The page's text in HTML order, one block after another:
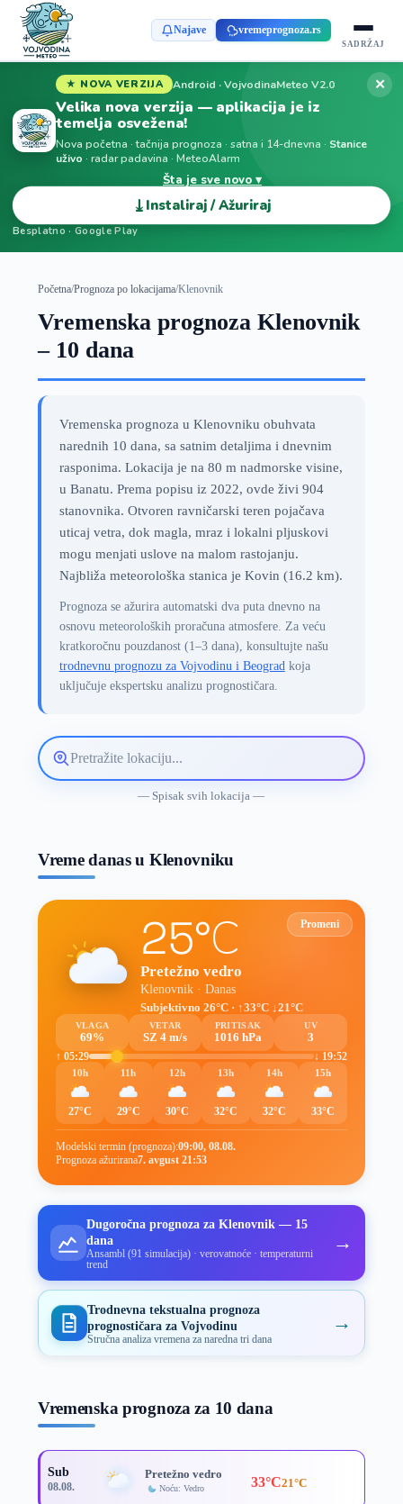
Najave vremeprognoza.rs
SADRŽAJ
★ NOVA VERZIJA Android · VojvodinaMeteo V2.0
Velika nova verzija — aplikacija je iz
temelja osvežena!
Nova početna · tačnija prognoza · satna i 14-dnevna · Stanice
uživo · radar padavina · MeteoAlarm
Šta je sve novo ▾
⤓ Instaliraj / Ažuriraj
Besplatno · Google Play
✕
Početna/Prognoza po lokacijama/Klenovnik
Vremenska prognoza Klenovnik
– 10 dana
Vremenska prognoza u Klenovniku obuhvata
narednih 10 dana, sa satnim detaljima i dnevnim
rasponima. Lokacija je na 80 m nadmorske visine,
u Banatu. Prema popisu iz 2022, ovde živi 904
stanovnika. Otvoren ravničarski teren pojačava
uticaj vetra, dok magla, mraz i lokalni pljuskovi
mogu menjati uslove na malom rastojanju.
Najbliža meteorološka stanica je Kovin (16.2 km).
Prognoza se ažurira automatski dva puta dnevno na
osnovu meteoroloških proračuna atmosfere. Za veću
kratkoročnu pouzdanost (1–3 dana), konsultujte našu
trodnevnu prognozu za Vojvodinu i Beogradkoja
uključuje ekspertsku analizu prognostičara.
Pretražite
lokaciju
— Spisak svih lokacija —
Vreme danas u Klenovniku
Promeni
25°C
Pretežno vedro
Klenovnik · Danas
Subjektivno 26°C · ↑33°C ↓21°C
VLAGA
69%
VETAR
SZ 4 m/s
PRITISAK
1016 hPa
UV
3
↑ 05:29
↓ 19:52
10h
27°C
11h
29°C
12h
30°C
13h
32°C
14h
32°C
15h
33°C
Modelski termin (prognoza):09:00, 08.08.
Prognoza ažurirana7. avgust 21:53
Dugoročna prognoza za Klenovnik — 15
dana
Ansambl (91 simulacija) · verovatnoće · temperaturni
trend
→
Trodnevna tekstualna prognoza
prognostičara za Vojvodinu
Stručna analiza vremena za naredna tri dana
→
Vremenska prognoza za 10 dana
Sub
08.08.
Pretežno vedro
Noću: Vedro 33°C21°C